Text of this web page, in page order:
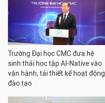
Trường Đại học CMC đưa hệ
sinh thái học tập AI-Native vào
vận hành, tái thiết kế hoạt động
đào tạo